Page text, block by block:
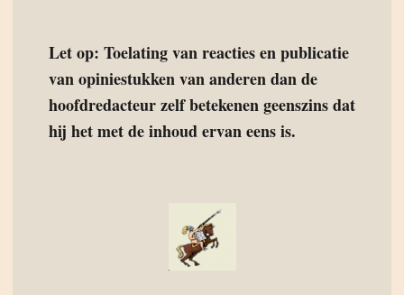
Let op: Toelating van reacties en publicatie
van opiniestukken van anderen dan de
hoofdredacteur zelf betekenen geenszins dat
hij het met de inhoud ervan eens is.